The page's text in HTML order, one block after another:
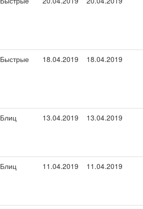
Быстрые 18.04.2019 18.04.2019
Блиц 13.04.2019 13.04.2019
Блиц 11.04.2019 11.04.2019